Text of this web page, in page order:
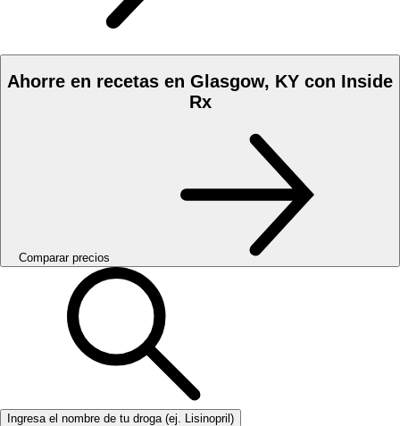
Ahorre en recetas en Glasgow, KY con Inside
Rx
Comparar precios
Ingresa el nombre de tu droga (ej. Lisinopril)